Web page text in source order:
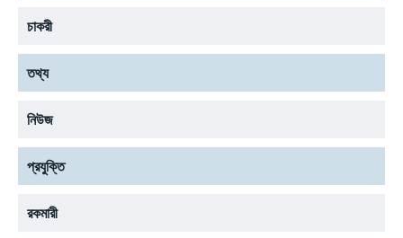
চাকরী
তথ্য
নিউজ
প্রযুক্তি
রকমারী